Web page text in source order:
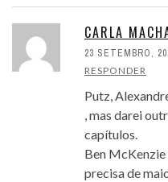
CARLA
23 SETEMBRO,
RESPONDER
Putz,
, mas darei
capítulos.
Ben McKenzie
precisa de